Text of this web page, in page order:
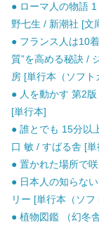
● ローマ人の物語
野七生 / 新潮社 [文
● フランス人は10
質”を高める秘訣 /
房 [単行本（ソフト
● 人を動かす 第2
[単行本]
● 誰とでも 15分以
口 敏 / すばる舎 [単
● 置かれた場所で
● 日本人の知らな
リー [単行本（ソフ
● 植物図鑑 （幻冬